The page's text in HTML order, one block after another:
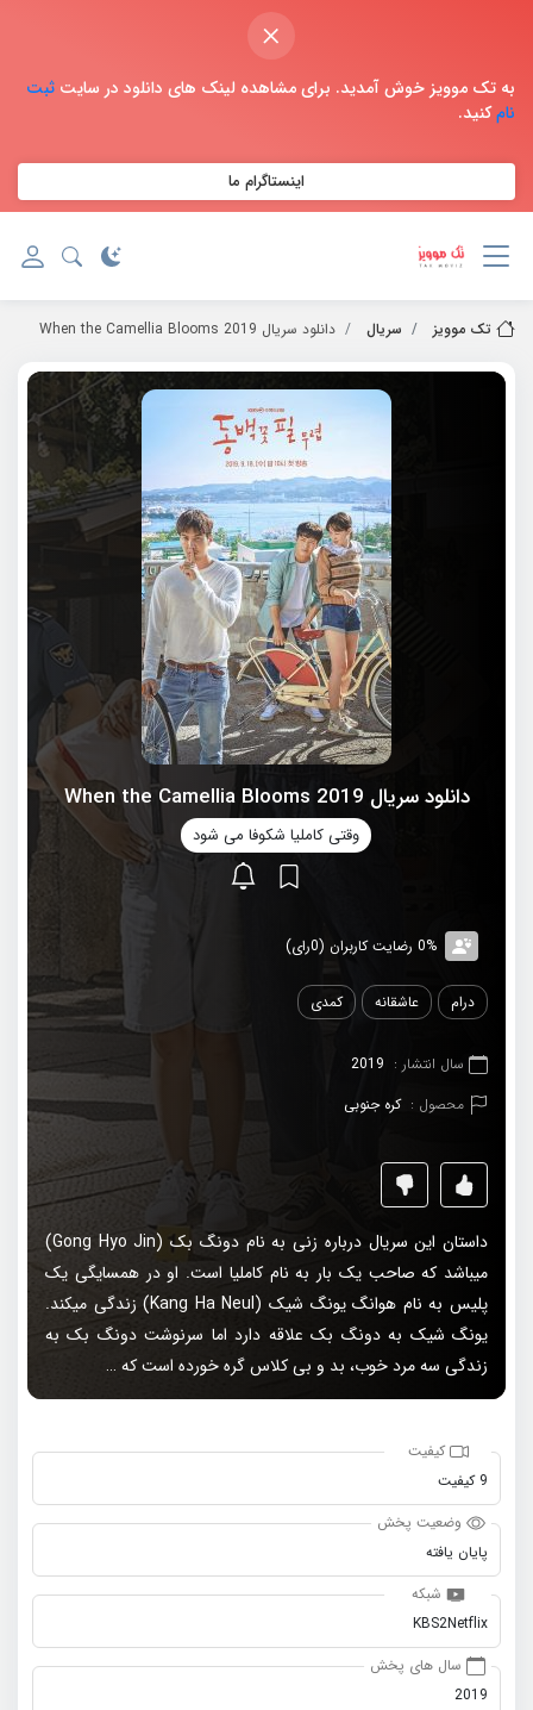
×
به تک موویز خوش آمدید. برای مشاهده لینک های دانلود در سایت ثبت
نامکنید.
اینستاگرام ما
تک موویز سریال دانلود سریال 2019 When the Camellia Blooms
دانلود سریال 2019 When the Camellia Blooms
وقتی کاملیا شکوفا می شود
0% رضایت کاربران (0رای)
درام عاشقانه کمدی
سال انتشار : 2019
محصول : کره جنوبی
داستان این سریال درباره زنی به نام دونگ بک (Gong Hyo Jin)
میباشد که صاحب یک بار به نام کاملیا است. او در همسایگی یک
پلیس به نام هوانگ یونگ شیک (Kang Ha Neul) زندگی میکند.
یونگ شیک به دونگ بک علاقه دارد اما سرنوشت دونگ بک به
زندگی سه مرد خوب، بد و بی کلاس گره خورده است که …
کیفیت
9 کیفیت
وضعیت پخش
پایان یافته
شبکه
KBS2Netflix
سال های پخش
2019